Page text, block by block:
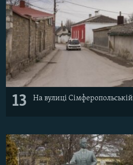
13 На вулиці Сімферопольській